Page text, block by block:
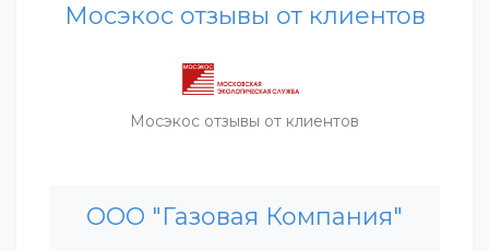
Мосэкос отзывы от клиентов
Мосэкос отзывы от клиентов
ООО "Газовая Компания"